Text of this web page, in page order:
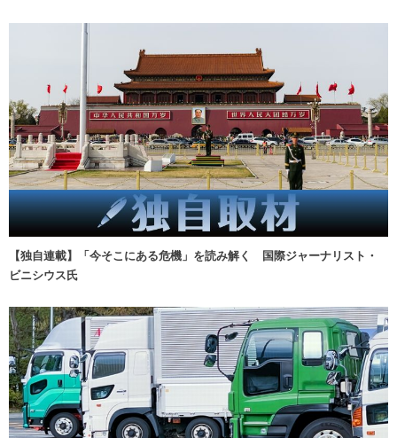
【独自連載】「今そこにある危機」を読み解く 国際ジャーナリスト・
ビニシウス氏